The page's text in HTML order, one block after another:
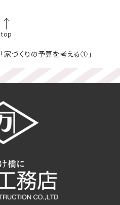
top
「家づくりの予算を考える①」